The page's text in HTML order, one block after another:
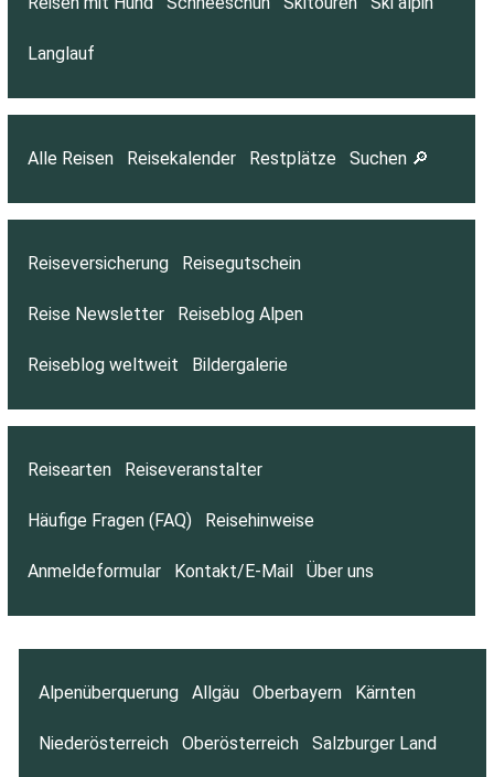
Langlauf
Alle Reisen Reisekalender Restplätze Suchen 🔎
Reiseversicherung Reisegutschein
Reise Newsletter Reiseblog Alpen
Reiseblog weltweit Bildergalerie
Reisearten Reiseveranstalter
Häufige Fragen (FAQ) Reisehinweise
Anmeldeformular Kontakt/E-Mail Über uns
Alpenüberquerung Allgäu Oberbayern Kärnten
Niederösterreich Oberösterreich Salzburger Land